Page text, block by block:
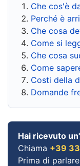
Che cos'è
Perché è
Che cosa
Come si
Che cosa
Come
Costi della
Domande
Hai ricevuto
Chiama +39
Prima di